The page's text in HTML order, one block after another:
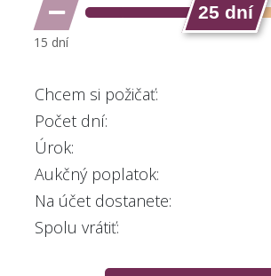
25 dní
Chcem si požičať:
Počet dní:
Úrok:
Aukčný poplatok:
Na účet dostanete:
Spolu vrátiť: